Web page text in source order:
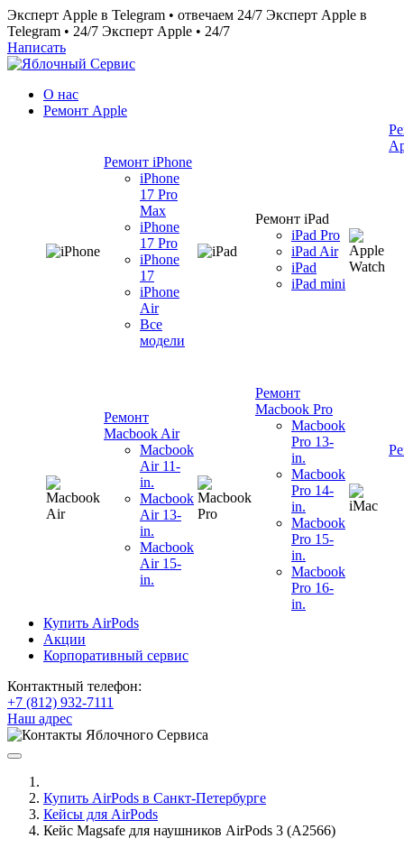
Эксперт Apple в Telegram • отвечаем 24/7 Эксперт Apple в
Telegram • 24/7 Эксперт Apple • 24/7
Написать
О нас
Ремонт Apple
Ремонт iPhone
iPhone
17 Pro
Max
iPhone
17 Pro
iPhone
17
iPhone
Air
Все
модели
Ремонт iPad
iPad Pro
iPad Air
iPad
iPad mini
Ремонт
Macbook Air
Macbook
Air 11-
in.
Macbook
Air 13-
in.
Macbook
Air 15-
in.
Ремонт
Macbook Pro
Macbook
Pro 13-
in.
Macbook
Pro 14-
in.
Macbook
Pro 15-
in.
Macbook
Pro 16-
in.
Купить AirPods
Акции
Корпоративный сервис
Контактный телефон:
+7 (812) 932-7111
Наш адрес
Купить AirPods в Санкт-Петербурге
Кейсы для AirPods
Кейс Magsafe для наушников AirPods 3 (A2566)